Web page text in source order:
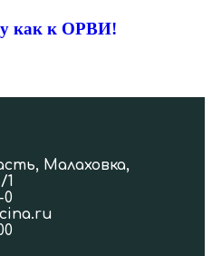
как к ОРВИ!
Малаховка,
1
0